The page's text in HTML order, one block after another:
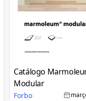
Catálogo
Modular
Forbo